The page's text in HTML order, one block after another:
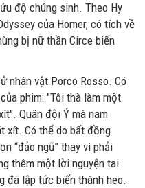
độ chúng sinh. Theo Hy
của Homer, có tích về
bị nữ thần Circe biến
nhân vật Porco Rosso. Có
phim: "Tôi thà làm một
Quân đội Ý mà nam
xít. Có thể do bất đồng
“đảo ngũ” thay vì phải
thêm một lời nguyện tai
đã lập tức biến thành heo.